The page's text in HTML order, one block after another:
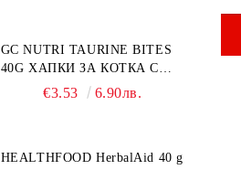
GC NUTRI TAURINE BITES
40G ХАПКИ ЗА КОТКА С
ТАУРИН 40 г
€3.53 6.90лв.
HEALTHFOOD HerbalAid 40 g